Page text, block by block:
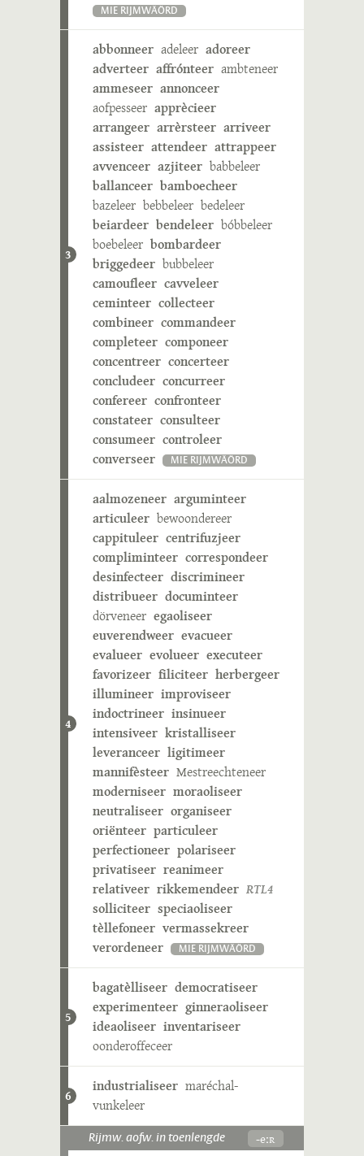
MIE RIJMWÄÖRD
3
abbonneer adeleer adoreer
adverteer affrónteer ambteneer
ammeseer annonceer
aofpesseer apprècieer
arrangeer arrèrsteer arriveer
assisteer attendeer attrappeer
avvenceer azjiteer babbeleer
ballanceer bamboecheer
bazeleer bebbeleer bedeleer
beiardeer bendeleer bóbbeleer
boebeleer bombardeer
briggedeer bubbeleer
camoufleer cavveleer
ceminteer collecteer
combineer commandeer
completeer componeer
concentreer concerteer
concludeer concurreer
confereer confronteer
constateer consulteer
consumeer controleer
converseer
MIE RIJMWÄÖRD
4
aalmozeneer arguminteer
articuleer bewoondereer
cappituleer centrifuzjeer
compliminteer correspondeer
desinfecteer discrimineer
distribueer documinteer
dörveneer egaoliseer
euverendweer evacueer
evalueer evolueer executeer
favorizeer filiciteer herbergeer
illumineer improviseer
indoctrineer insinueer
intensiveer kristalliseer
leveranceer ligitimeer
mannifèsteer Mestreechteneer
moderniseer moraoliseer
neutraliseer organiseer
oriënteer particuleer
perfectioneer polariseer
privatiseer reanimeer
relativeer rikkemendeer RTL4
solliciteer speciaoliseer
tèllefoneer vermassekreer
verordeneer
MIE RIJMWÄÖRD
5
bagatèlliseer democratiseer
experimenteer ginneraoliseer
ideaoliseer inventariseer
oonderoffeceer
6
industrialiseer maréchal-
vunkeleer
Rijmw. aofw. in toenlengde -eːʀ